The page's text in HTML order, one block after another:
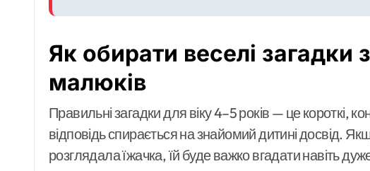
Як обирати веселі загадки
малюків
Правильні загадки для віку 4–5 років — це короткі,
відповідь спирається на знайомий дитині досвід.
розглядала їжачка, їй буде важко вгадати навіть